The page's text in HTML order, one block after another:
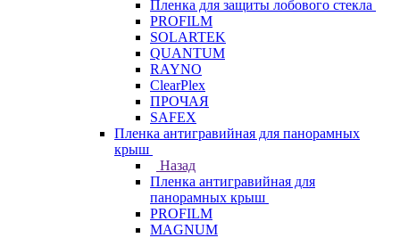
Пленка для защиты лобового стекла
PROFILM
SOLARTEK
QUANTUM
RAYNO
ClearPlex
ПРОЧАЯ
SAFEX
Пленка антигравийная для панорамных
крыш
Назад
Пленка антигравийная для
панорамных крыш
PROFILM
MAGNUM